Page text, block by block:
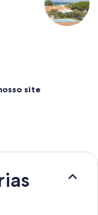
site